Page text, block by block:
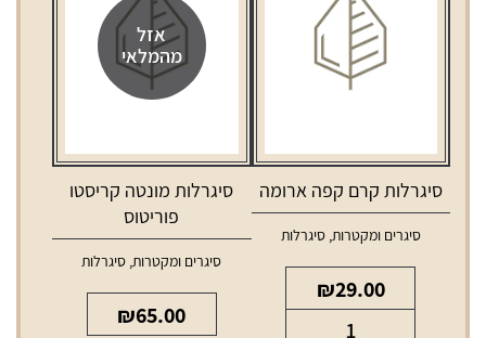
סיגרלות קרם קפה ארומה
סיגרים ומקטרות,סיגרלות
₪29.00
אזל
מהמלאי
סיגרלות מונטה קריסטו
פוריטוס
סיגרים ומקטרות, סיגרלות
₪65.00